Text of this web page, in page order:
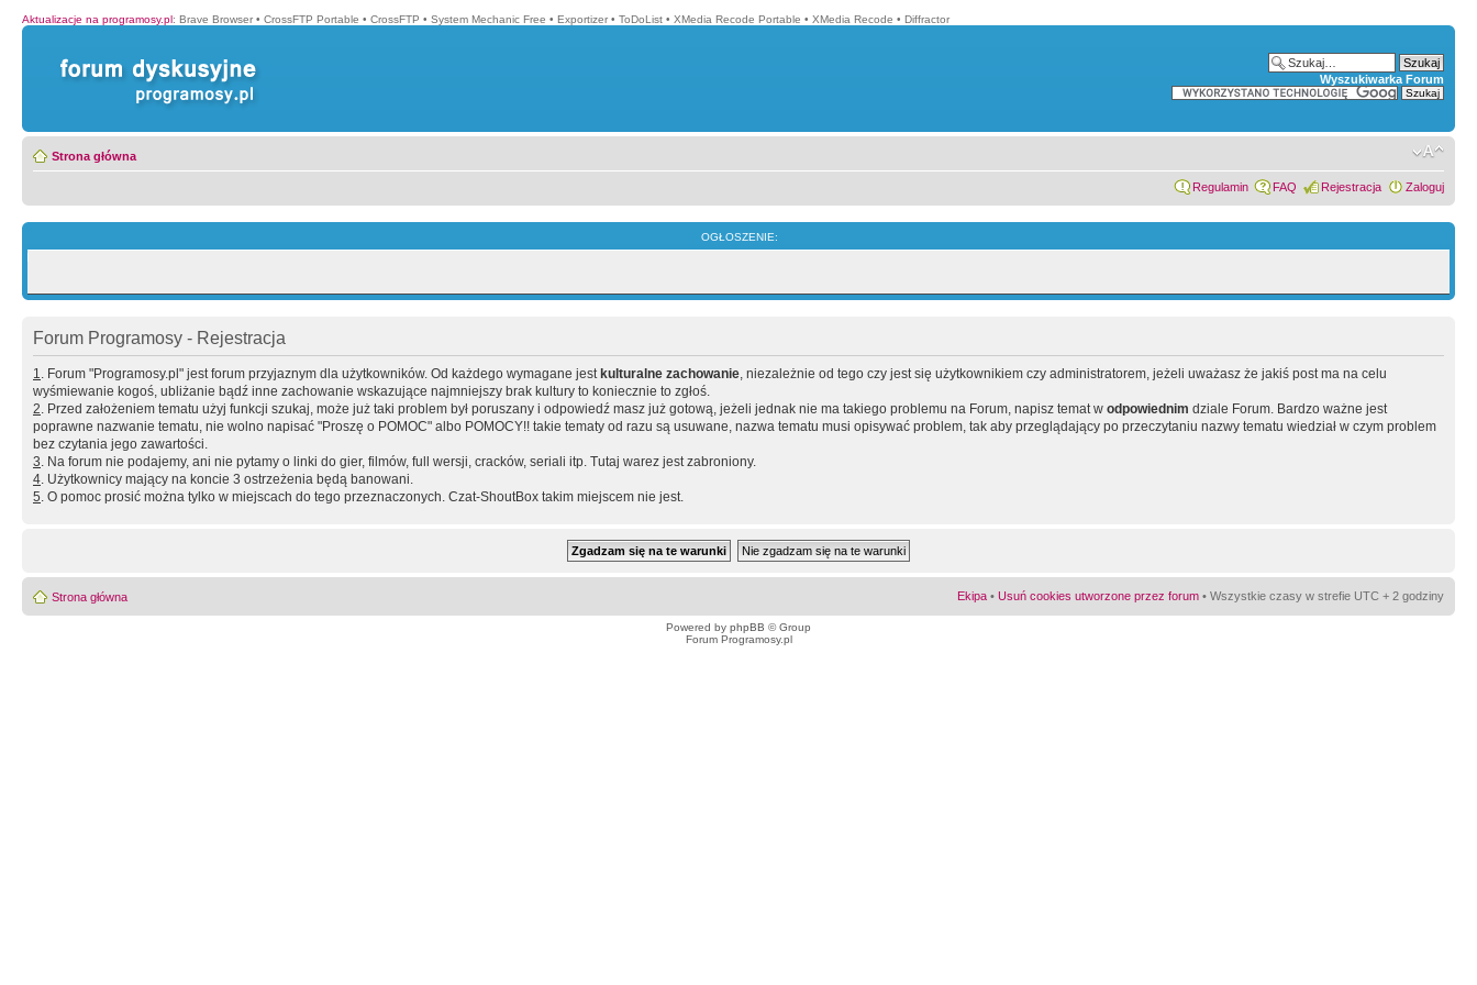
Aktualizacje na programosy.pl: Brave Browser • CrossFTP Portable • CrossFTP • System Mechanic Free • Exportizer • ToDoList • XMedia Recode Portable • XMedia Recode • Diffractor
Wyszukiwarka Forum
Strona główna
Regulamin FAQ Rejestracja Zaloguj
OGŁOSZENIE:
Forum Programosy - Rejestracja
1. Forum "Programosy.pl" jest forum przyjaznym dla użytkowników. Od każdego wymagane jest kulturalne zachowanie, niezależnie od tego czy jest się użytkownikiem czy administratorem, jeżeli uważasz że jakiś post ma na celu
wyśmiewanie kogoś, ubliżanie bądź inne zachowanie wskazujące najmniejszy brak kultury to koniecznie to zgłoś.
2. Przed założeniem tematu użyj funkcji szukaj, może już taki problem był poruszany i odpowiedź masz już gotową, jeżeli jednak nie ma takiego problemu na Forum, napisz temat w odpowiednim dziale Forum. Bardzo ważne jest
poprawne nazwanie tematu, nie wolno napisać "Proszę o POMOC" albo POMOCY!! takie tematy od razu są usuwane, nazwa tematu musi opisywać problem, tak aby przeglądający po przeczytaniu nazwy tematu wiedział w czym problem
bez czytania jego zawartości.
3. Na forum nie podajemy, ani nie pytamy o linki do gier, filmów, full wersji, cracków, seriali itp. Tutaj warez jest zabroniony.
4. Użytkownicy mający na koncie 3 ostrzeżenia będą banowani.
5. O pomoc prosić można tylko w miejscach do tego przeznaczonych. Czat-ShoutBox takim miejscem nie jest.
Strona główna Ekipa • Usuń cookies utworzone przez forum • Wszystkie czasy w strefie UTC + 2 godziny
Powered by phpBB © Group
Forum Programosy.pl